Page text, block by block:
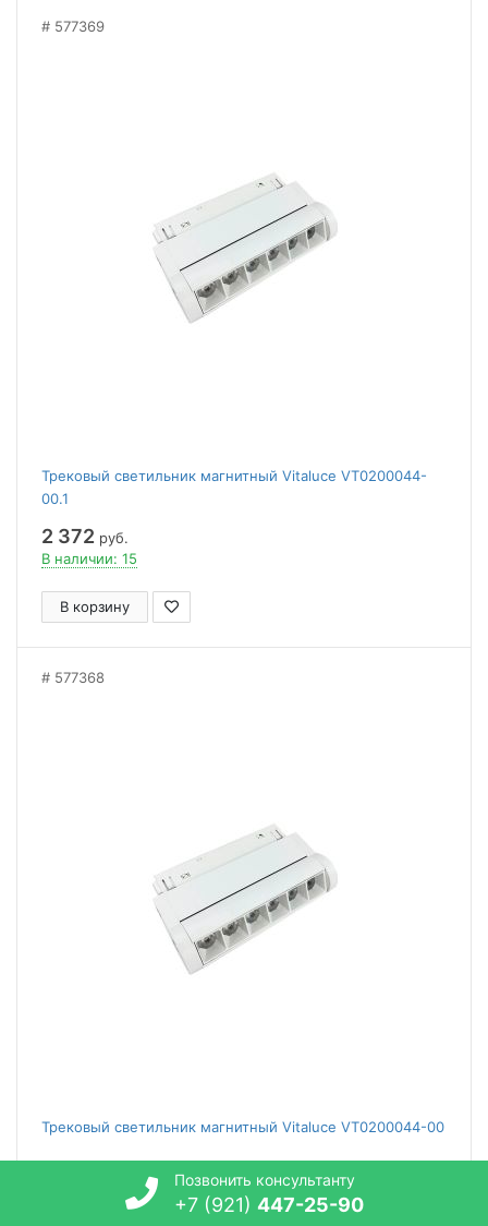
577369
Трековый светильник магнитный Vitaluce VT0200044-
00.1
2 372 руб.
В наличии: 15
В корзину
577368
Трековый светильник магнитный Vitaluce VT0200044-00
В наличии: 10
Позвонить консультанту
+7 (921) 447-25-90